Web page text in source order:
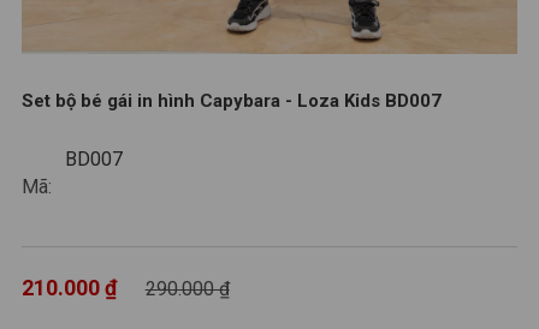
Set bộ bé gái in hình Capybara - Loza Kids BD007
Mã:
290.000 ₫
210.000 ₫
BD007